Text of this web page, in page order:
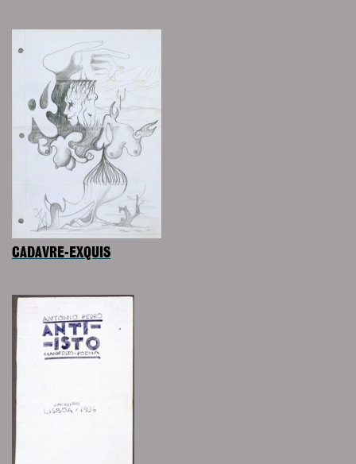
CADAVRE-EXQUIS